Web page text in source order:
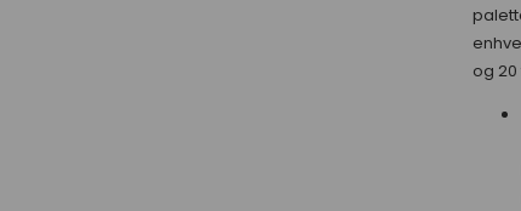
og